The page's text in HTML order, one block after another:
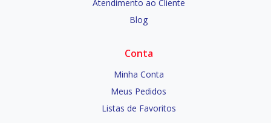
Atendimento ao Cliente
Blog
Conta
Minha Conta
Meus Pedidos
Listas de Favoritos